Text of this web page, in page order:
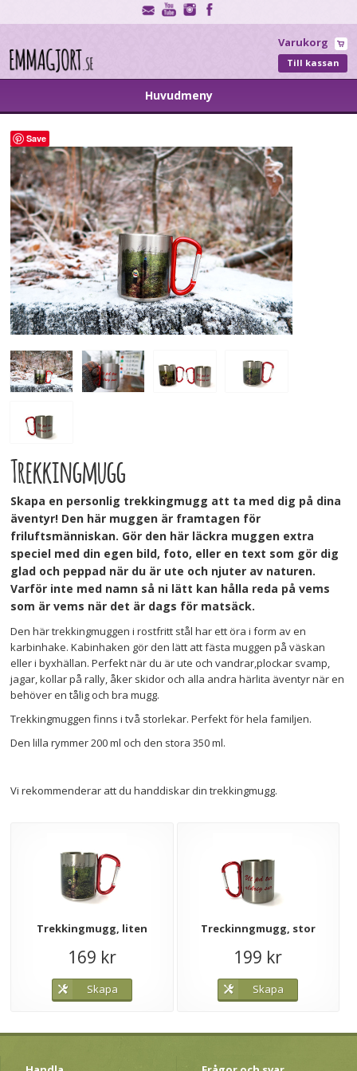
Varukorg
Till kassan
Huvudmeny
Save
Trekkingmugg
Skapa en personlig trekkingmugg att ta med dig på dina
äventyr! Den här muggen är framtagen för
friluftsmänniskan. Gör den här läckra muggen extra
speciel med din egen bild, foto, eller en text som gör dig
glad och peppad när du är ute och njuter av naturen.
Varför inte med namn så ni lätt kan hålla reda på vems
som är vems när det är dags för matsäck.
Den här trekkingmuggen i rostfritt stål har ett öra i form av en
karbinhake. Kabinhaken gör den lätt att fästa muggen på väskan
eller i byxhällan. Perfekt när du är ute och vandrar,plockar svamp,
jagar, kollar på rally, åker skidor och alla andra härlita äventyr när en
behöver en tålig och bra mugg.
Trekkingmuggen finns i två storlekar. Perfekt för hela familjen.
Den lilla rymmer 200 ml och den stora 350 ml.
Vi rekommenderar att du handdiskar din trekkingmugg.
Trekkingmugg, liten
169 kr
Skapa
Treckinngmugg, stor
199 kr
Skapa